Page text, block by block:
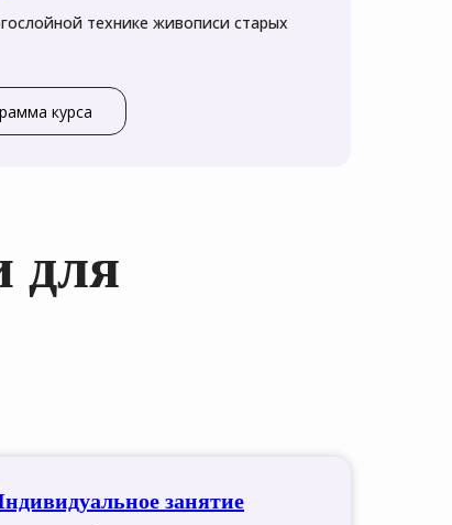
технике живописи старых
курса
для
занятие